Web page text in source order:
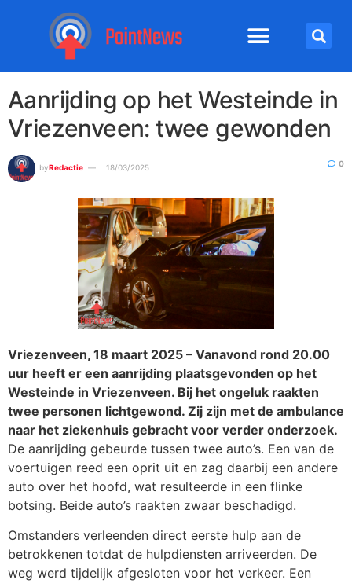
Aanrijding op het Westeinde in
Vriezenveen: twee gewonden
byRedactie 18/03/2025 0
Vriezenveen, 18 maart 2025 – Vanavond rond 20.00
uur heeft er een aanrijding plaatsgevonden op het
Westeinde in Vriezenveen. Bij het ongeluk raakten
twee personen lichtgewond. Zij zijn met de ambulance
naar het ziekenhuis gebracht voor verder onderzoek.
De aanrijding gebeurde tussen twee auto’s. Een van de
voertuigen reed een oprit uit en zag daarbij een andere
auto over het hoofd, wat resulteerde in een flinke
botsing. Beide auto’s raakten zwaar beschadigd.
Omstanders verleenden direct eerste hulp aan de
betrokkenen totdat de hulpdiensten arriveerden. De
weg werd tijdelijk afgesloten voor het verkeer. Een